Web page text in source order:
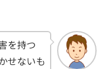
を持つ
せないも